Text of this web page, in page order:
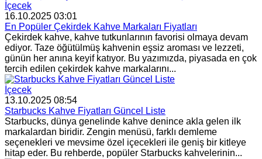
İçecek
16.10.2025 03:01
En Popüler Çekirdek Kahve Markaları Fiyatları
Çekirdek kahve, kahve tutkunlarının favorisi olmaya devam
ediyor. Taze öğütülmüş kahvenin eşsiz aroması ve lezzeti,
günün her anına keyif katıyor. Bu yazımızda, piyasada en çok
tercih edilen çekirdek kahve markalarını...
İçecek
13.10.2025 08:54
Starbucks Kahve Fiyatları Güncel Liste
Starbucks, dünya genelinde kahve denince akla gelen ilk
markalardan biridir. Zengin menüsü, farklı demleme
seçenekleri ve mevsime özel içecekleri ile geniş bir kitleye
hitap eder. Bu rehberde, popüler Starbucks kahvelerinin...